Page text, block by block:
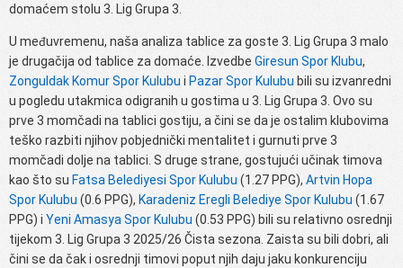
domaćem stolu 3. Lig Grupa 3.
U međuvremenu, naša analiza tablice za goste 3. Lig Grupa 3 malo
je drugačija od tablice za domaće. Izvedbe Giresun Spor Klubu,
Zonguldak Komur Spor Kulubu i Pazar Spor Kulubu bili su izvanredni
u pogledu utakmica odigranih u gostima u 3. Lig Grupa 3. Ovo su
prve 3 momčadi na tablici gostiju, a čini se da je ostalim klubovima
teško razbiti njihov pobjednički mentalitet i gurnuti prve 3
momčadi dolje na tablici. S druge strane, gostujući učinak timova
kao što su Fatsa Belediyesi Spor Kulubu (1.27 PPG), Artvin Hopa
Spor Kulubu (0.6 PPG), Karadeniz Eregli Belediye Spor Kulubu (1.67
PPG) i Yeni Amasya Spor Kulubu (0.53 PPG) bili su relativno osrednji
tijekom 3. Lig Grupa 3 2025/26 Čista sezona. Zaista su bili dobri, ali
čini se da čak i osrednji timovi poput njih daju jaku konkurenciju